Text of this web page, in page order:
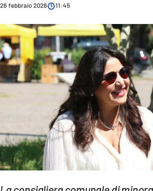
ITALIA MONDO
SANITÀ
SPORT
CULTURA
AMBIENTE
Streaming
LAC NETWORK
LAC ONAIR
26 febbraio 2026 11:45